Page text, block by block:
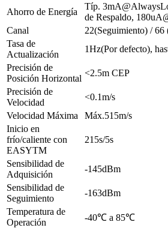
Ahorro de Energía
Típ.
de Respaldo,
Canal
22(Seguimiento) /
Tasa de
Actualización
1Hz(Por defecto),
Precisión de
Posición Horizontal
<2.5m CEP
Precisión de
Velocidad
<0.1m/s
Velocidad Máxima
Máx.515m/s
Inicio en
frío/caliente con
EASYTM
215s/5s
Sensibilidad de
Adquisición
-145dBm
Sensibilidad de
Seguimiento
-163dBm
Temperatura de
Operación
-40℃ a 85℃